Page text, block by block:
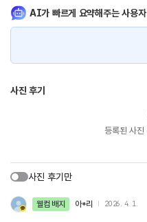
AI가 빠르게 요약해주는 사용자
사진 후기
등록된 사진
사진 후기만
웰컴 배지 아*리 2026. 4. 1.